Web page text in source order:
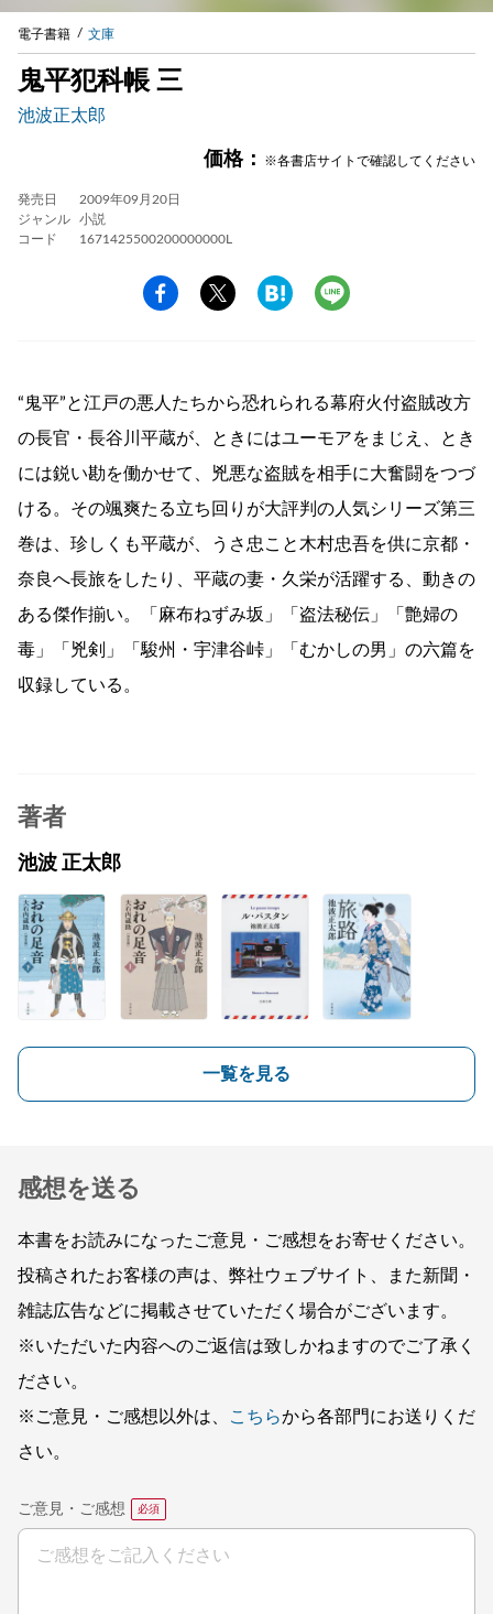
電子書籍 文庫
鬼平犯科帳 三
池波正太郎
価格： ※各書店サイトで確認してください
発売日
2009年09月20日
ジャンル
小説
コード
1671425500200000000L
“鬼平”と江戸の悪人たちから恐れられる幕府火付盗賊改方
の長官・長谷川平蔵が、ときにはユーモアをまじえ、とき
には鋭い勘を働かせて、兇悪な盗賊を相手に大奮闘をつづ
ける。その颯爽たる立ち回りが大評判の人気シリーズ第三
巻は、珍しくも平蔵が、うさ忠こと木村忠吾を供に京都・
奈良へ長旅をしたり、平蔵の妻・久栄が活躍する、動きの
ある傑作揃い。「麻布ねずみ坂」「盗法秘伝」「艶婦の
毒」「兇剣」「駿州・宇津谷峠」「むかしの男」の六篇を
収録している。
著者
池波 正太郎
一覧を見る
感想を送る
本書をお読みになったご意見・ご感想をお寄せください。
投稿されたお客様の声は、弊社ウェブサイト、また新聞・
雑誌広告などに掲載させていただく場合がございます。
※いただいた内容へのご返信は致しかねますのでご了承く
ださい。
※ご意見・ご感想以外は、
こちらから各部門にお送りくだ
さい。
ご意見・ご感想